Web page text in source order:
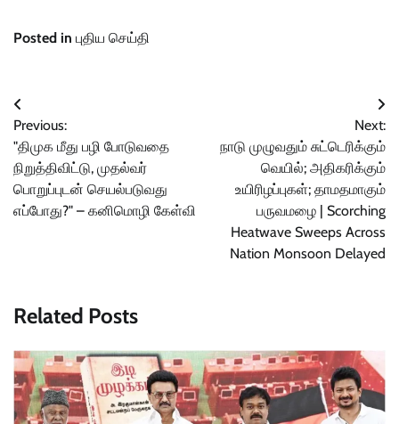
Posted in புதிய செய்தி
Post
navigation
Previous:
"திமுக மீது பழி போடுவதை
நிறுத்திவிட்டு, முதல்வர்
பொறுப்புடன் செயல்படுவது
எப்போது?" – கனிமொழி கேள்வி
Next:
நாடு முழுவதும் சுட்டெரிக்கும்
வெயில்; அதிகரிக்கும்
உயிரிழப்புகள்; தாமதமாகும்
பருவமழை | Scorching
Heatwave Sweeps Across
Nation Monsoon Delayed
Related Posts